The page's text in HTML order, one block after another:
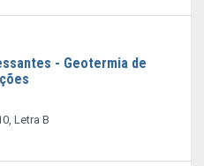
- Geotermia de
Letra B